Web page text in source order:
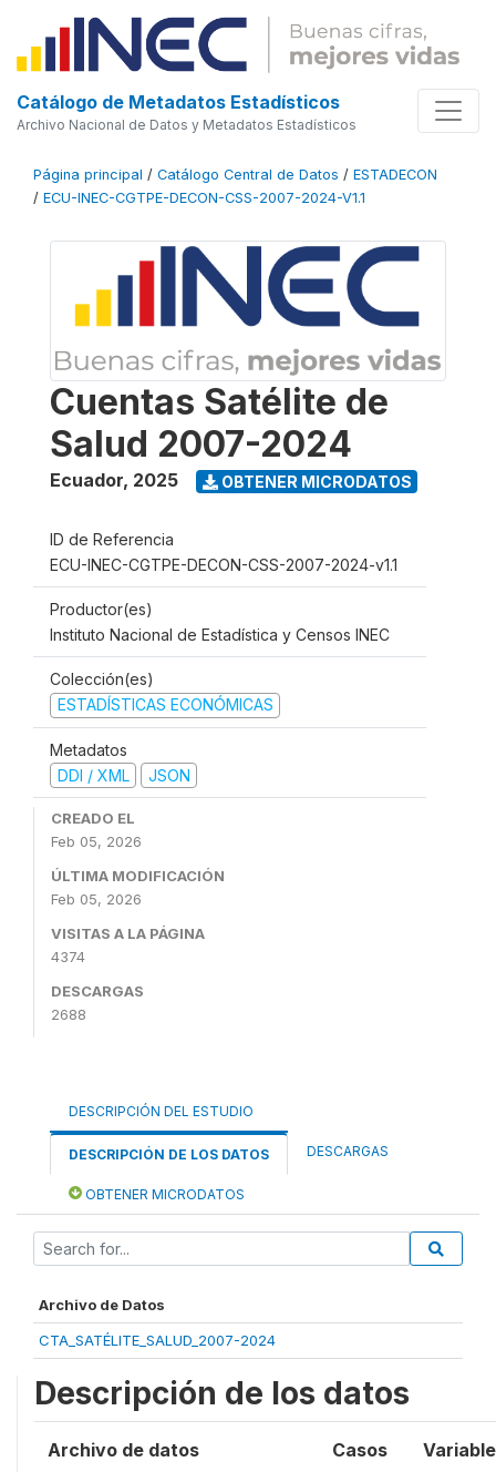
Catálogo de Metadatos Estadísticos
Archivo Nacional de Datos y Metadatos Estadísticos
Página principal / Catálogo Central de Datos / ESTADECON
/ ECU-INEC-CGTPE-DECON-CSS-2007-2024-V1.1
Cuentas Satélite de
Salud 2007-2024
Ecuador, 2025 OBTENER MICRODATOS
ID de Referencia
ECU-INEC-CGTPE-DECON-CSS-2007-2024-v1.1
Productor(es)
Instituto Nacional de Estadística y Censos INEC
Colección(es)
ESTADÍSTICAS ECONÓMICAS
Metadatos
DDI / XML
JSON
CREADO EL
Feb 05, 2026
ÚLTIMA MODIFICACIÓN
Feb 05, 2026
VISITAS A LA PÁGINA
4374
DESCARGAS
2688
DESCRIPCIÓN DEL ESTUDIO
DESCRIPCIÓN DE LOS DATOS DESCARGAS
OBTENER MICRODATOS
Archivo de Datos
CTA_SATÉLITE_SALUD_2007-2024
Descripción de los datos
Archivo de datos Casos